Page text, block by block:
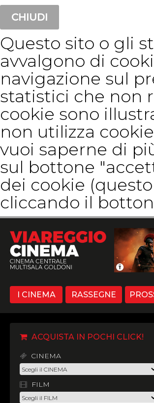
CHIUDI
Questo sito o gli
avvalgono di
navigazione sul
statistici che non
cookie sono
non utilizza
vuoi saperne di
sul bottone
dei cookie
cliccando il
I CINEMA RASSEGNE
ACQUISTA IN POCHI CLICK!
CINEMA
FILM